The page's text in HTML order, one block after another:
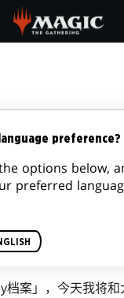
的指挥
07
案」，今天我将和
preference?
options below,
preferred